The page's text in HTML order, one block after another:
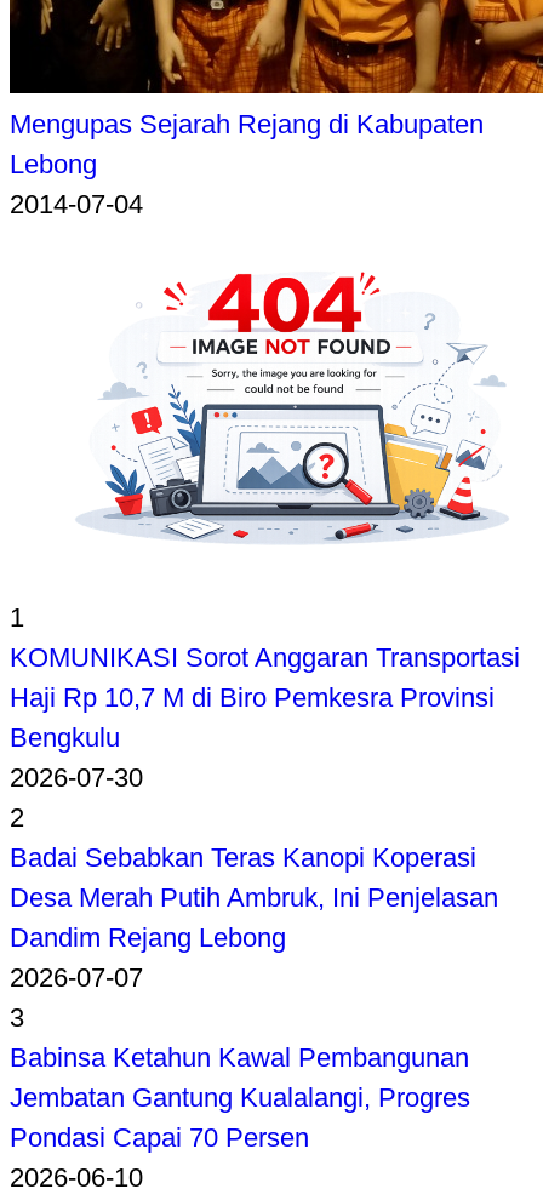
Mengupas Sejarah Rejang di Kabupaten
Lebong
2014-07-04
1
KOMUNIKASI Sorot Anggaran Transportasi
Haji Rp 10,7 M di Biro Pemkesra Provinsi
Bengkulu
2026-07-30
2
Badai Sebabkan Teras Kanopi Koperasi
Desa Merah Putih Ambruk, Ini Penjelasan
Dandim Rejang Lebong
2026-07-07
3
Babinsa Ketahun Kawal Pembangunan
Jembatan Gantung Kualalangi, Progres
Pondasi Capai 70 Persen
2026-06-10